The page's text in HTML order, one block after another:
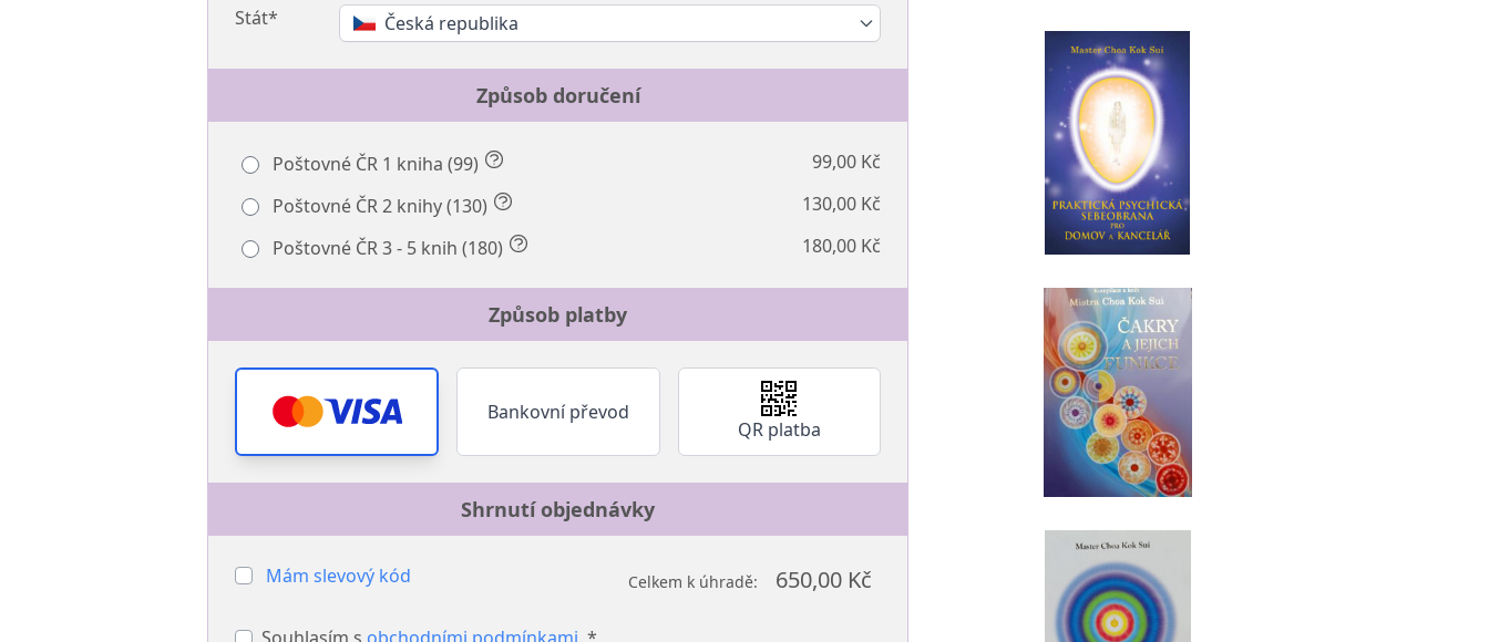
Stát* Česká republika
Způsob doručení
Poštovné ČR 1 kniha (99)
99,00 Kč
Poštovné ČR 2 knihy (130)
130,00 Kč
Poštovné ČR 3 - 5 knih (180)
180,00 Kč
Způsob platby
Bankovní převod
QR platba
Shrnutí objednávky
Mám slevový kód Celkem k úhradě: 650,00 Kč